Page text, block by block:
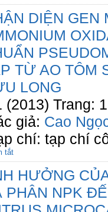
DIỆN GEN
TỪ AO TÔM
LONG
(2013) Trang:
giả: Cao
chí: tạp chí
tắt
HƯỞNG
PHÂN NPK